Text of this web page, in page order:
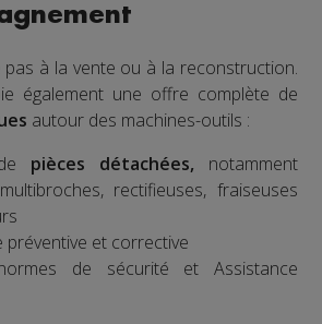
pas à la vente ou à la reconstruction.
également une offre complète de
autour des machines-outils :
pièces détachées, notamment
rectifieuses, fraiseuses
préventive et corrective
de sécurité et Assistance